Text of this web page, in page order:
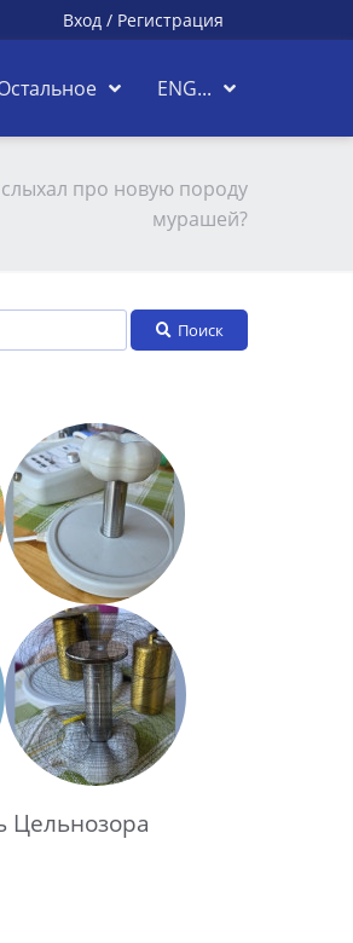
Вход / Регистрация
ENG...
про новую породу
мурашей?
Поиск
Цельнозора